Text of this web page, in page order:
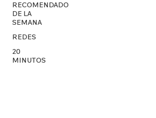
RECOMENDADO
DE LA
SEMANA
REDES
20
MINUTOS